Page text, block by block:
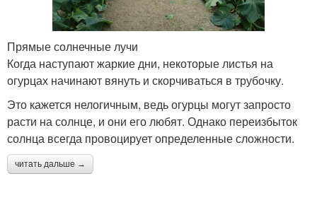
Прямые солнечные лучи
Когда наступают жаркие дни, некоторые листья на
огурцах начинают вянуть и скорчиваться в трубочку.
Это кажется нелогичным, ведь огурцы могут запросто
расти на солнце, и они его любят. Однако переизбыток
солнца всегда провоцирует определенные сложности.
читать дальше →